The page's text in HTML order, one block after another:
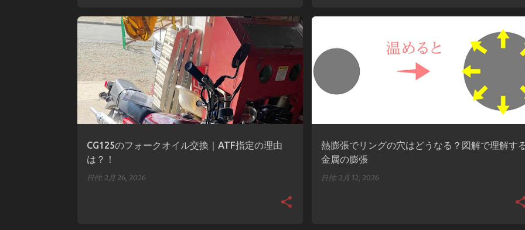
CG125のフォークオイル交換｜ATF指定の理由
は？！
日付: 2月 26, 2026
熱膨張でリングの穴はどうなる？図解で理解す
金属の膨張
日付: 2月 12, 2026